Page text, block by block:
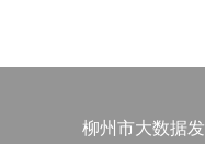
柳州市大数据